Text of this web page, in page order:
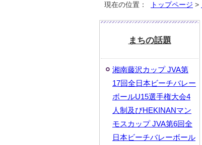
現在の位置： トップページ >
まちの話題
湘南藤沢カップ JVA第
17回全日本ビーチバレー
ボールU15選手権大会4
人制及びHEKINANマン
モスカップ JVA第6回全
日本ビーチバレーボール